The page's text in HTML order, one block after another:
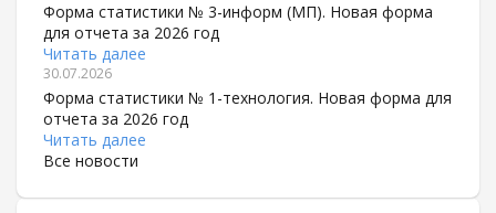
Форма статистики № 3-информ (МП). Новая форма
для отчета за 2026 год
Читать далее
30.07.2026
Форма статистики № 1-технология. Новая форма для
отчета за 2026 год
Читать далее
Все новости